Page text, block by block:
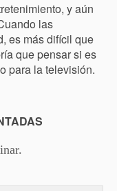
y aún
las
es más difícil que
que pensar si es
para la televisión.